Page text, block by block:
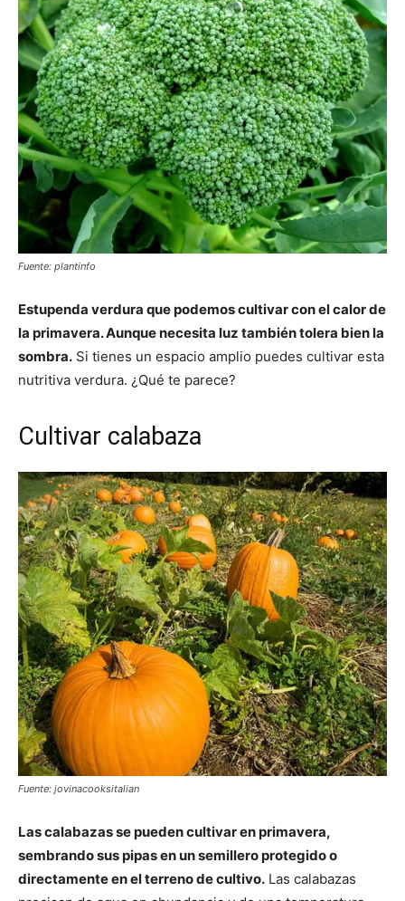
Fuente: plantinfo
Estupenda verdura que podemos cultivar con el calor de
la primavera. Aunque necesita luz también tolera bien la
sombra. Si tienes un espacio amplio puedes cultivar esta
nutritiva verdura. ¿Qué te parece?
Cultivar calabaza
Fuente: jovinacooksitalian
Las calabazas se pueden cultivar en primavera,
sembrando sus pipas en un semillero protegido o
directamente en el terreno de cultivo. Las calabazas